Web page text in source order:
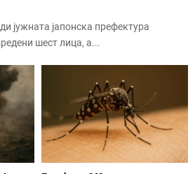
јужната јапонска префектура
шест лица, а...